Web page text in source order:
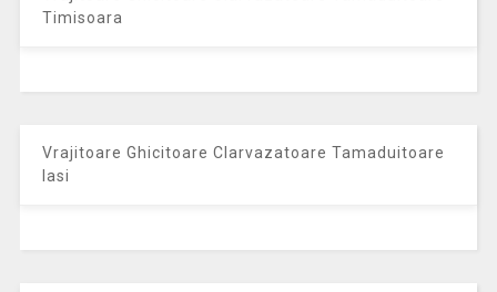
Timisoara
Vrajitoare Ghicitoare Clarvazatoare Tamaduitoare
Iasi